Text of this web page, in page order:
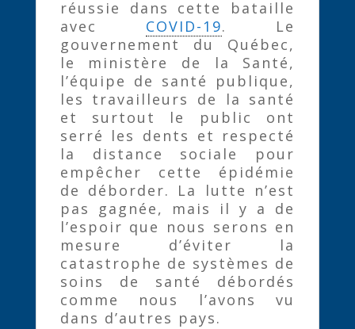
réussie dans cette bataille
avec COVID-19. Le
gouvernement du Québec,
le ministère de la Santé,
l’équipe de santé publique,
les travailleurs de la santé
et surtout le public ont
serré les dents et respecté
la distance sociale pour
empêcher cette épidémie
de déborder. La lutte n’est
pas gagnée, mais il y a de
l’espoir que nous serons en
mesure d’éviter la
catastrophe de systèmes de
soins de santé débordés
comme nous l’avons vu
dans d’autres pays.